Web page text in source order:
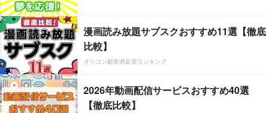
漫画読み放題サブスクおすすめ11選【徹底
比較】
オリコン顧客満足度ランキング
2026年動画配信サービスおすすめ40選
【徹底比較】